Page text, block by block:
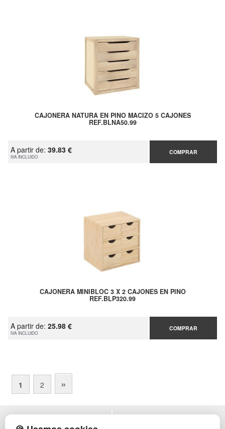
CAJONERA NATURA EN PINO MACIZO 5 CAJONES
REF.BLNA50.99
A partir de: 39.83 €
IVA INCLUIDO
COMPRAR
CAJONERA MINIBLOC 3 X 2 CAJONES EN PINO
REF.BLP320.99
A partir de: 25.98 €
IVA INCLUIDO
COMPRAR
1 2 »